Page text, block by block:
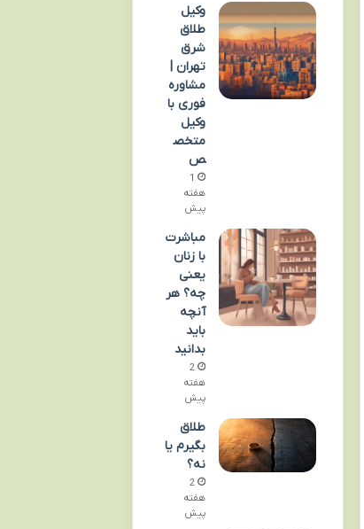
وکیل
طلاق
شرق
تهران |
مشاوره
فوری با
وکیل
متخص
ص
1
هفته
پیش
مباشرت
با زنان
یعنی
چه؟ هر
آنچه
باید
بدانید
2
هفته
پیش
طلاق
بگیرم یا
نه؟
2
هفته
پیش